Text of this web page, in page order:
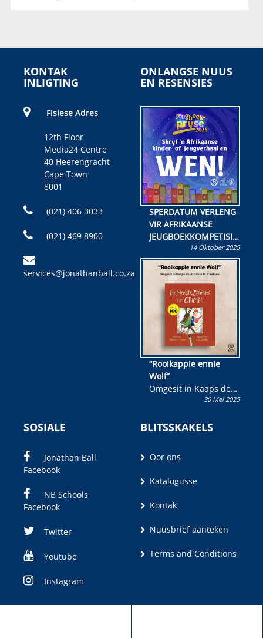
KONTAK
INLIGTING
Fisiese Adres
12th Floor
Media24 Centre
40 Heerengracht
Cape Town
8001
(021) 406 3033
(021) 469 8900
services@jonathanball.co.za
ONLANGSE NUUS
EN RESENSIES
SPERDATUM VERLENG
VIR AFRIKAANSE
JEUGBOEKKOMPETISIE
Skryf ’n jeugboek of
kinderboek en staan ’n
kans om R50 000 te
wen!
14 Oktober 2025
“Rooikappie ennie
Wolf”
Omgesit in Kaaps deur
Olivia M. Coetzee30 Mei 2025
SOSIALE
Jonathan Ball
Facebook
NB Schools
Facebook
Twitter
Youtube
Instagram
BLITSSKAKELS
Oor ons
Katalogusse
Kontak
Nuusbrief aanteken
Terms and Conditions